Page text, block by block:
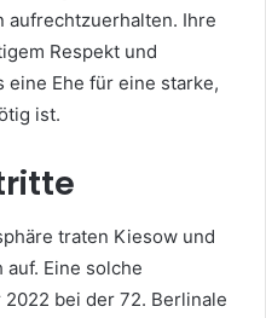
aufrechtzuerhalten. Ihre
Respekt und
eine Ehe für eine starke,
ist.
traten Kiesow und
Eine solche
bei der 72. Berlinale